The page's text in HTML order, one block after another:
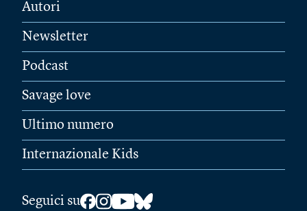
Autori
Newsletter
Podcast
Savage love
Ultimo numero
Internazionale Kids
Seguici su